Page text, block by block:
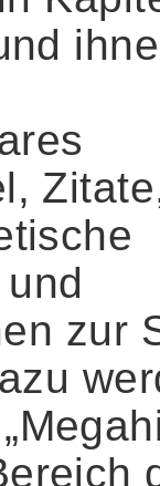
zur